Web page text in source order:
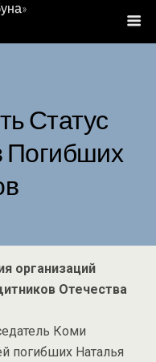
Статус
Погибших
организаций
Отечества
Коми
погибших Наталья